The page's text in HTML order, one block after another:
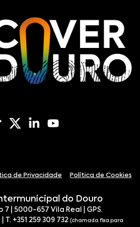
de Privacidade Política de Cookies
do Douro
7 | 5000-657 Vila Real | GPS.
T. +351 259 309 732 (chamada fixa para